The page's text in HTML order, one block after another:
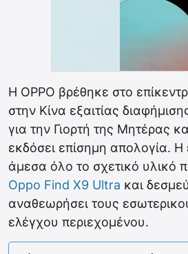
Η OPPO βρέθηκε στο
στην Κίνα εξαιτίας
για την Γιορτή της Μητέρας
εκδόσει επίσημη απολογία. Η
άμεσα όλο το σχετικό υλικό
Oppo Find X9 Ultra και
αναθεωρήσει τους
ελέγχου περιεχομένου.